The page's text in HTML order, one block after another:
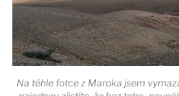
Na téhle fotce z Maroka jsem